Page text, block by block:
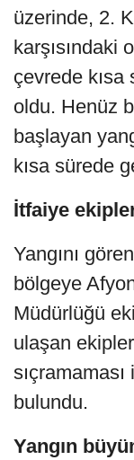
üzerinde, 2.
karşısındaki
çevrede
oldu. Henüz
başlayan
kısa sürede
İtfaiye
Yangını
bölgeye
Müdürlüğü
ulaşan
bulundu.
Yangın